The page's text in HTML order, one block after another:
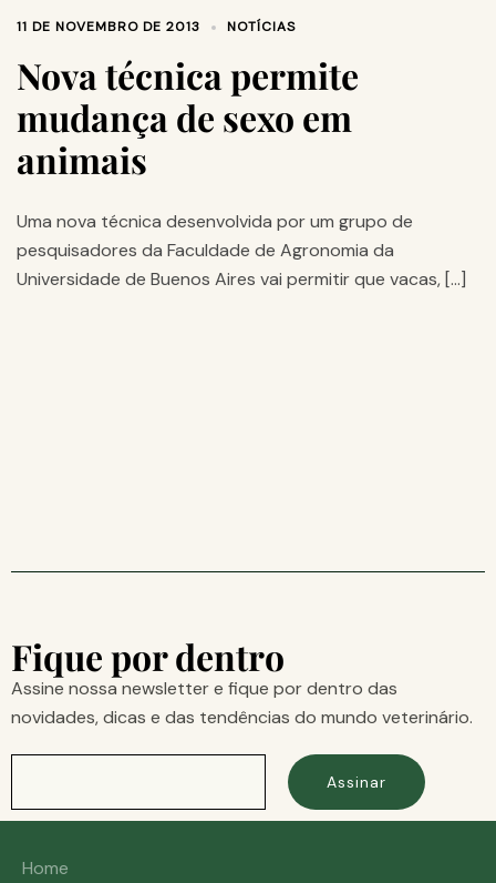
11 DE NOVEMBRO DE 2013 NOTÍCIAS
Nova técnica permite
mudança de sexo em
animais
Uma nova técnica desenvolvida por um grupo de
pesquisadores da Faculdade de Agronomia da
Universidade de Buenos Aires vai permitir que vacas, […]
Fique por dentro
Assine nossa newsletter e fique por dentro das
novidades, dicas e das tendências do mundo veterinário.
Assinar
Home